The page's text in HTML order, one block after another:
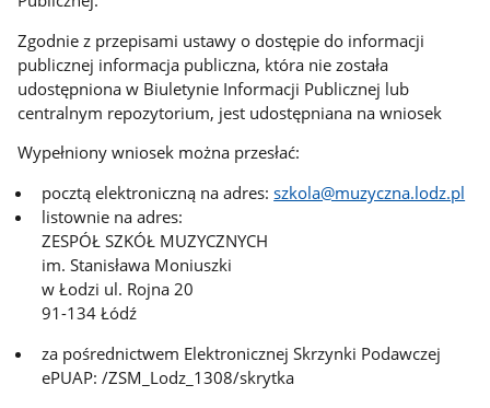
Zgodnie z przepisami ustawy o dostępie do informacji
publicznej informacja publiczna, która nie została
udostępniona w Biuletynie Informacji Publicznej lub
centralnym repozytorium, jest udostępniana na wniosek
Wypełniony wniosek można przesłać:
pocztą elektroniczną na adres:szkola@muzyczna.lodz.pl
listownie na adres:
ZESPÓŁ SZKÓŁ MUZYCZNYCH
im. Stanisława Moniuszki
w Łodzi ul. Rojna 20
91-134 Łódź
za pośrednictwem Elektronicznej Skrzynki Podawczej
ePUAP: /ZSM_Lodz_1308/skrytka